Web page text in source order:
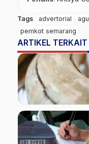
Tags advertorial
pemkot semarang
ARTIKEL TERKAIT